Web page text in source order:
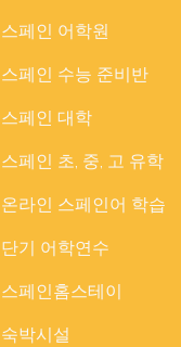
스페인 어학원
스페인 수능 준비반
스페인 대학
스페인 초, 중, 고 유학
온라인 스페인어 학습
단기 어학연수
스페인홈스테이
숙박시설